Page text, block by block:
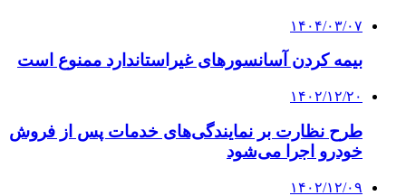
۱۴۰۴/۰۳/۰۷
بیمه کردن آسانسورهای غیراستاندارد ممنوع است
۱۴۰۲/۱۲/۲۰
طرح نظارت بر نمایندگی‌های خدمات پس از فروش
خودرو اجرا می‌شود
۱۴۰۲/۱۲/۰۹